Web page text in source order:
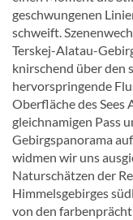
geschwungenen
schweift.
Terskej-Alatau-
knirschend über den
hervorspringende
Oberfläche des Sees
gleichnamigen Pass
Gebirgspanorama
widmen wir uns
Naturschätzen der
Himmelsgebirges
von den